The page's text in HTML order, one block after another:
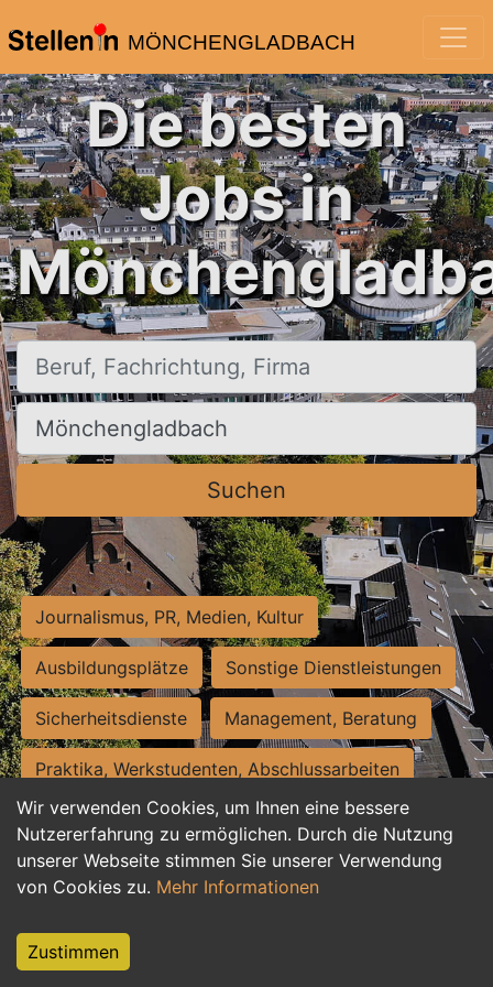
MÖNCHENGLADBACH
Wir verwenden Cookies, um Ihnen eine bessere
Nutzererfahrung zu ermöglichen. Durch die Nutzung
unserer Webseite stimmen Sie unserer Verwendung
von Cookies zu. Mehr Informationen
Zustimmen
Die besten
Jobs in
Beruf, Fachrichtung, Firma
Ort, Stadt
Suchen
Journalismus, PR, Medien, Kultur
Ausbildungsplätze Sonstige Dienstleistungen
Sicherheitsdienste Management, Beratung
Praktika, Werkstudenten, Abschlussarbeiten
Personalwesen Assistenz, Sekretariat
Hilfskräfte, Aushilfs- und Nebenjobs
Weiterbildung, Studium, duale Ausbildung